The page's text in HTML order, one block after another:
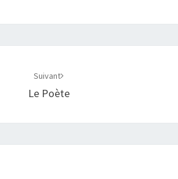
Suivant
Le Poète